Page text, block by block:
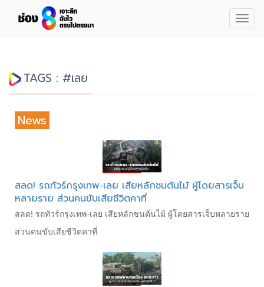
TAGS : #เลย
News
สลด! รถทัวร์กรุงเทพ-เลย เสียหลักชนต้นไม้ ผู้โดยสารเจ็บ
หลายราย ส่วนคนขับเสียชีวิตคาที่
สลด! รถทัวร์กรุงเทพ-เลย เสียหลักชนต้นไม้ ผู้โดยสารเจ็บหลายราย
ส่วนคนขับเสียชีวิตคาที่